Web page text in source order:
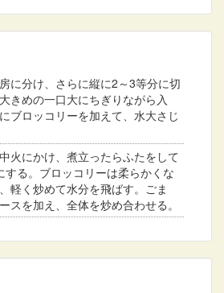
に分け、さらに縦に2～3等分に切
きめの一口大にちぎりながら入
ブロッコリーを加えて、水大さじ
火にかけ、煮立ったらふたをして
する。ブロッコリーは柔らかくな
軽く炒めて水分を飛ばす。ごま
スを加え、全体を炒め合わせる。